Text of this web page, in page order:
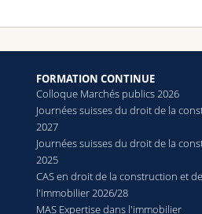
FORMATION CONTINUE
Colloque Marchés publics 2026
Journées suisses du droit de la
2027
Journées suisses du droit de la
2025
CAS en droit de la construction et de
l'immobilier 2026/28
MAS Expertise dans l'immobilier